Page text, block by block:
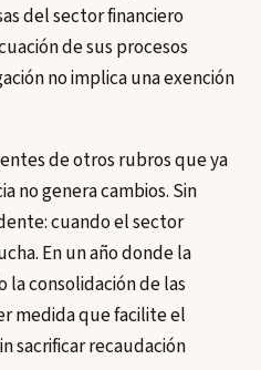
del sector financiero
de sus procesos
no implica una exención
de otros rubros que ya
no genera cambios. Sin
cuando el sector
En un año donde la
la consolidación de las
medida que facilite el
sacrificar recaudación